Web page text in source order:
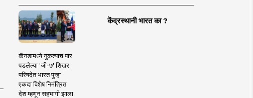
केंद्रस्थानी भारत का ?
कॅनडामध्ये नुकत्याच पार
पडलेल्या 'जी-७' शिखर
परिषदेत भारत पुन्हा
एकदा विशेष निमंत्रित
देश म्हणून सहभागी झाला.